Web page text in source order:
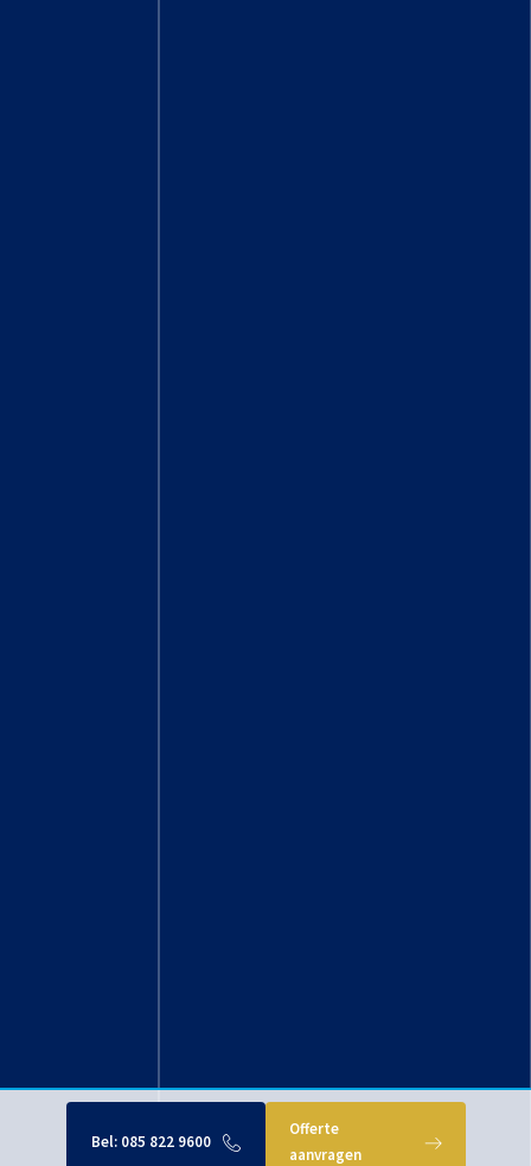
Bel: 085 822 9600
Offerte
aanvragen